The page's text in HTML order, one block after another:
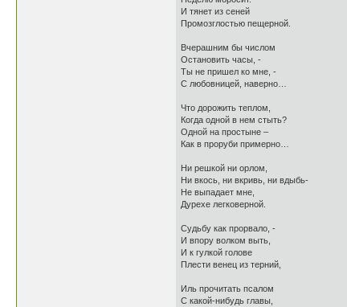
И тянет из сеней
Промозглостью пещерной.
Вчерашним бы числом
Остановить часы, -
Ты не пришел ко мне, -
С любовницей, наверно…
Что дорожить теплом,
Когда одной в нем стыть?
Одной на простыне –
Как в проруби примерно…
Ни решкой ни орлом,
Ни вкось, ни вкривь, ни вдыбь-
Не выпадает мне,
Дурехе легковерной.
Судьбу как прорвало, -
И впору волком выть,
И к гулкой голове
Плести венец из терний,
Иль прочитать псалом
С какой-нибудь главы,